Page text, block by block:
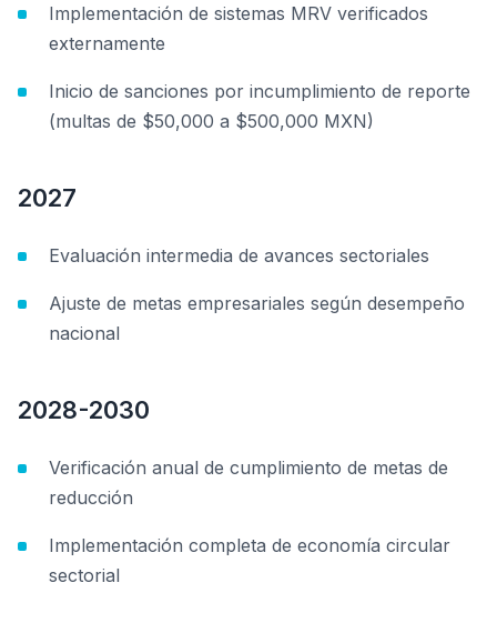
Implementación de sistemas MRV verificados
externamente
Inicio de sanciones por incumplimiento de reporte
(multas de $50,000 a $500,000 MXN)
2027
Evaluación intermedia de avances sectoriales
Ajuste de metas empresariales según desempeño
nacional
2028-2030
Verificación anual de cumplimiento de metas de
reducción
Implementación completa de economía circular
sectorial